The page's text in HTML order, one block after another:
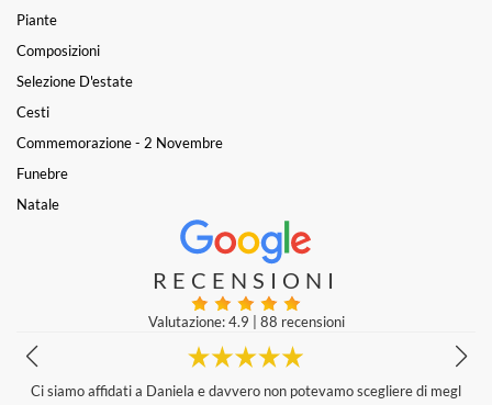
Piante
Composizioni
Selezione D'estate
Cesti
Commemorazione - 2 Novembre
Funebre
Natale
RECENSIONI
Valutazione: 4.9 88 recensioni
Qualità dei fiori , servizio e composizione stupenda